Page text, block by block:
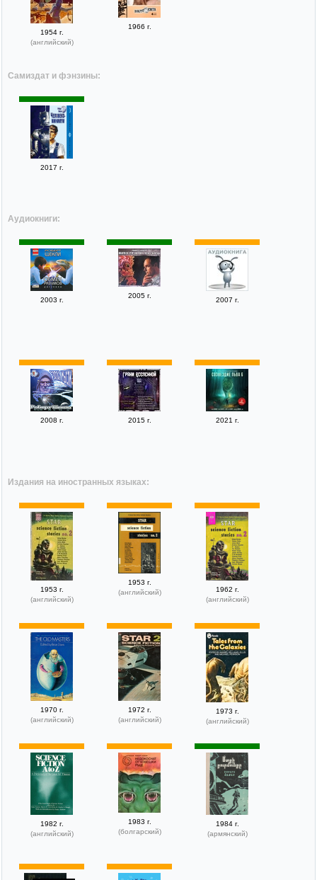
1954 г.
(английский)
1966 г.
Самиздат и фэнзины:
2017 г.
Аудиокниги:
2003 г.
2005 г.
2007 г.
2008 г. 2015 г. 2021 г.
Издания на иностранных языках:
1953 г.
(английский)
1953 г.
(английский)
1962 г.
(английский)
1970 г.
(английский)
1972 г.
(английский)
1973 г.
(английский)
1982 г.
(английский)
1983 г.
(болгарский)
1984 г.
(армянский)